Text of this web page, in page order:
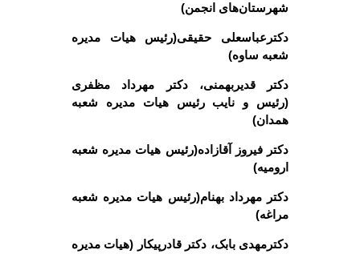
شهرستان‌های انجمن)
دکترعباسعلی حقیقی(رئیس هیات مدیره
شعبه ساوه)
دکتر قدیربهمنی، دکتر مهرداد مظفری
(رئیس و نایب رئیس هیات مدیره شعبه
همدان)
دکتر فیروز آقازاده(رئیس هیات مدیره شعبه
ارومیه)
دکتر مهرداد بهنام(رئیس هیات مدیره شعبه
مراغه)
دکترمهدی بابک، دکتر قادرپیکار (هیات مدیره